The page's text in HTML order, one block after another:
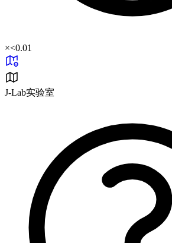
×<0.01
J-Lab实验室